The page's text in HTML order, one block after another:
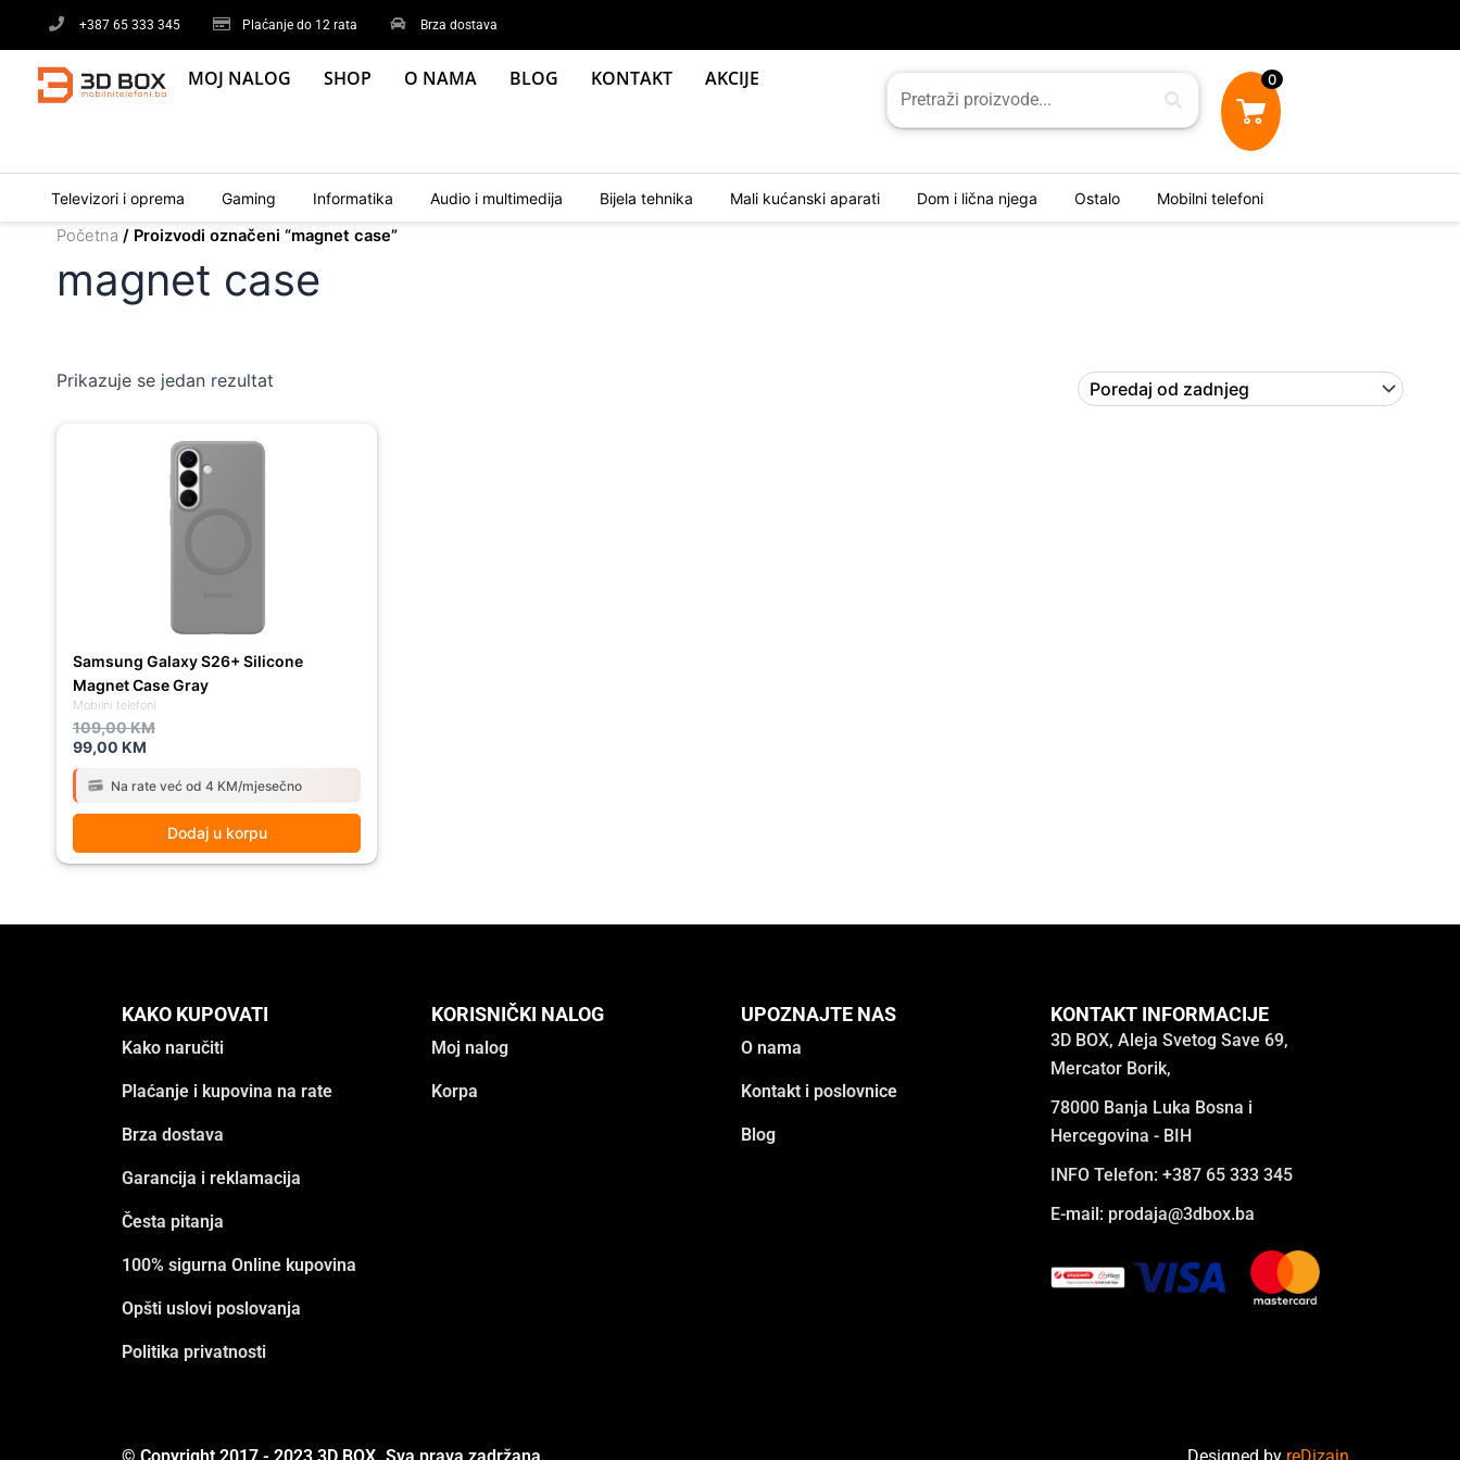
content
+387 65 333 345 Plaćanje do 12 rata Brza dostava
MOJ NALOG SHOP O NAMA BLOG KONTAKT AKCIJE 0
Televizori i oprema Gaming Informatika Audio i multimedija Bijela tehnika Mali kućanski aparati Dom i lična njega Ostalo Mobilni telefoni
Početna / Proizvodi označeni “magnet case”
magnet case
Prikazuje se jedan rezultat
Mobilni telefoni
Samsung Galaxy S26+ Silicone
Magnet Case Gray
109,00KM
99,00 KM
Na rate već od 4 KM/mjesečno
Dodaj u korpu
KAKO KUPOVATI
Kako naručiti
Plaćanje i kupovina na rate
Brza dostava
Garancija i reklamacija
Česta pitanja
100% sigurna Online kupovina
Opšti uslovi poslovanja
Politika privatnosti
KORISNIČKI NALOG
Moj nalog
Korpa
UPOZNAJTE NAS
O nama
Kontakt i poslovnice
Blog
KONTAKT INFORMACIJE
3D BOX, Aleja Svetog Save 69,
Mercator Borik,
78000 Banja Luka Bosna i
Hercegovina - BIH
INFO Telefon: +387 65 333 345
E-mail: prodaja@3dbox.ba